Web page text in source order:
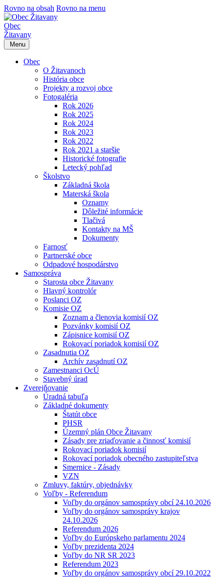
Rovno na obsah Rovno na menu
Obec
Žitavany
Menu
Obec
O Žitavanoch
História obce
Projekty a rozvoj obce
Fotogaléria
Rok 2026
Rok 2025
Rok 2024
Rok 2023
Rok 2022
Rok 2021 a staršie
Historické fotografie
Letecký pohľad
Školstvo
Základná škola
Materská škola
Oznamy
Dôležité informácie
Tlačivá
Kontakty na MŠ
Dokumenty
Farnosť
Partnerské obce
Odpadové hospodárstvo
Samospráva
Starosta obce Žitavany
Hlavný kontrolór
Poslanci OZ
Komisie OZ
Zoznam a členovia komisií OZ
Pozvánky komisií OZ
Zápisnice komisií OZ
Rokovací poriadok komisií OZ
Zasadnutia OZ
Archív zasadnutí OZ
Zamestnanci OcÚ
Stavebný úrad
Zverejňovanie
Úradná tabuľa
Základné dokumenty
Štatút obce
PHSR
Územný plán Obce Žitavany
Zásady pre zriaďovanie a činnosť komisií
Rokovací poriadok komisií
Rokovací poriadok obecného zastupiteľstva
Smernice - Zásady
VZN
Zmluvy, faktúry, objednávky
Voľby - Referendum
Voľby do orgánov samosprávy obcí 24.10.2026
Voľby do orgánov samosprávy krajov
24.10.2026
Referendum 2026
Voľby do Európskeho parlamentu 2024
Voľby prezidenta 2024
Voľby do NR SR 2023
Referendum 2023
Voľby do orgánov samosprávy obcí 29.10.2022